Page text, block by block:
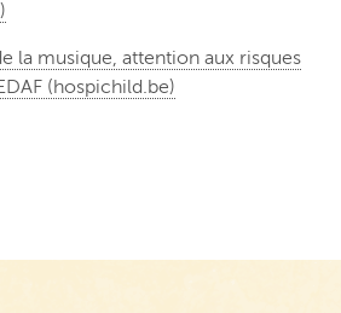
la musique, attention aux risques
(hospichild.be)